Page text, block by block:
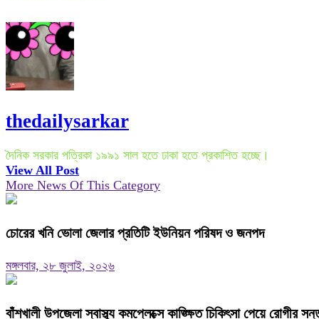
thedailysarkar
দৈনিক সরকার পত্রিকা ১৯৯১ সাল হতে ঢাকা হতে প্রকাশিত হচ্ছে।
View All Post
More News Of This Category
চোরের খনি ভোলা জেলার প্রতিটি ইউনিয়ন পরিষদ ও জনপদ
মঙ্গলবার, ২৮ জুলাই, ২০২৬
বাঁশখালী উপজেলা স্বাস্থ্য কমপ্লেক্সে কাঙ্ক্ষিত চিকিৎসা পেয়ে রোগীর